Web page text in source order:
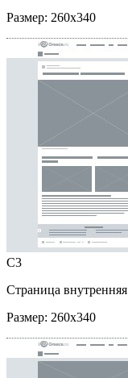
Размер: 260x340
C3
Страница внутренняя
Размер: 260x340